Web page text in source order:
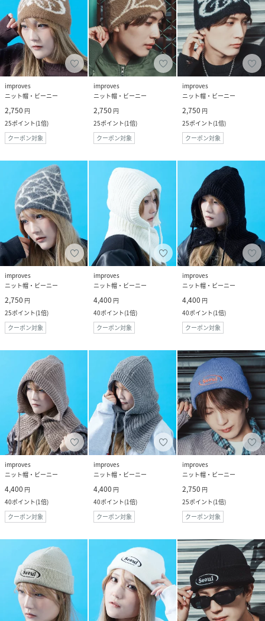
improves
ニット帽・ビーニー
2,750 円
25ポイント(1倍)
クーポン対象
improves
ニット帽・ビーニー
2,750 円
25ポイント(1倍)
クーポン対象
improves
ニット帽・ビーニー
2,750 円
25ポイント(1倍)
クーポン対象
improves
ニット帽・ビーニー
2,750 円
25ポイント(1倍)
クーポン対象
improves
ニット帽・ビーニー
4,400 円
40ポイント(1倍)
クーポン対象
improves
ニット帽・ビーニー
4,400 円
40ポイント(1倍)
クーポン対象
improves
ニット帽・ビーニー
4,400 円
40ポイント(1倍)
クーポン対象
improves
ニット帽・ビーニー
4,400 円
40ポイント(1倍)
クーポン対象
improves
ニット帽・ビーニー
2,750 円
25ポイント(1倍)
クーポン対象